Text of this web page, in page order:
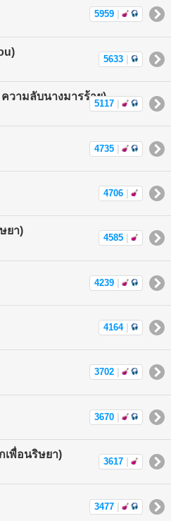
5959
5633
วามลับนางมารร้าย)
5117
4735
4706
ยา)
4585
4239
4164
3702
3670
เพื่อนริษยา)
3617
3477